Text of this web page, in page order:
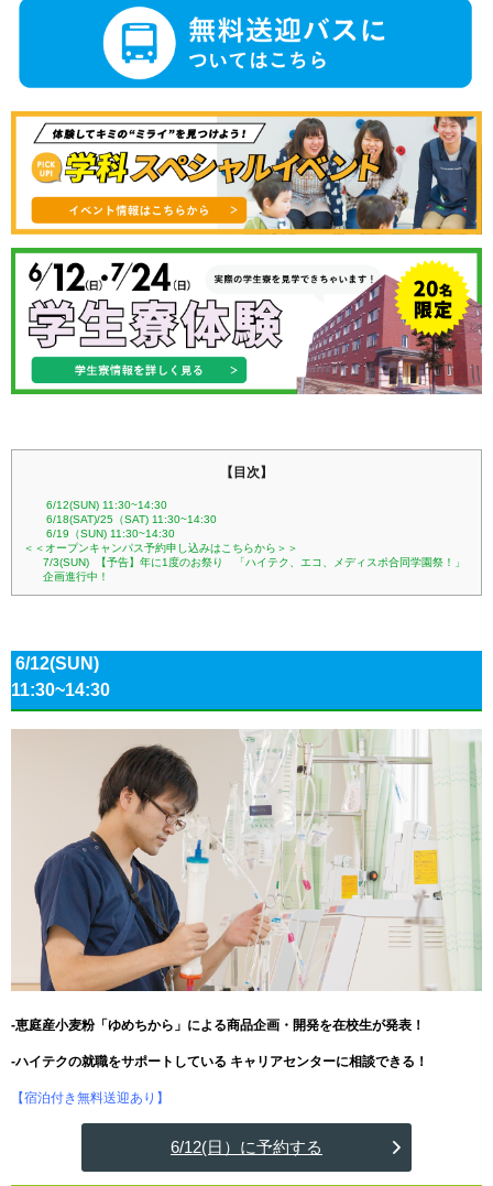
【目次】
6/12(SUN) 11:30~14:30
6/18(SAT)/25（SAT) 11:30~14:30
6/19（SUN) 11:30~14:30
＜＜オープンキャンパス予約申し込みはこちらから＞＞
7/3(SUN) 【予告】年に1度のお祭り 「ハイテク、エコ、メディスポ合同学園祭！」
企画進行中！
6/12(SUN)
11:30~14:30
-恵庭産小麦粉「ゆめちから」による商品企画・開発を在校生が発表！
-ハイテクの就職をサポートしている キャリアセンターに相談できる！
【宿泊付き無料送迎あり】
6/12(日）に予約する